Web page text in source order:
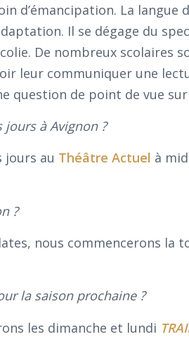
d’émancipation. La langue
Il se dégage du
De nombreux scolaires
leur communiquer une
de point de vue sur
à Avignon ?
jours au Théâtre Actuel à
?
nous commencerons la
la saison prochaine ?
les dimanche et lundi